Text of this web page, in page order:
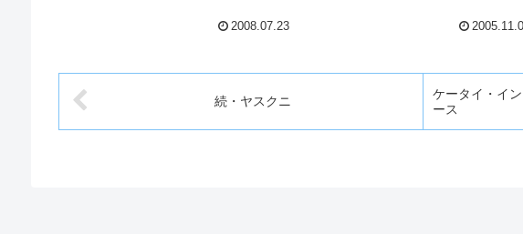
所の設定ミスをしたこと。 東証のシス
2008.07.23
し…。敬称は難しい…）の発言が載っ
籍降下した元皇...
続・ヤスクニ
ケータイ・イ
ース